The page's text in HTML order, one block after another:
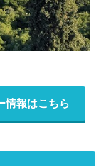
情報はこちら